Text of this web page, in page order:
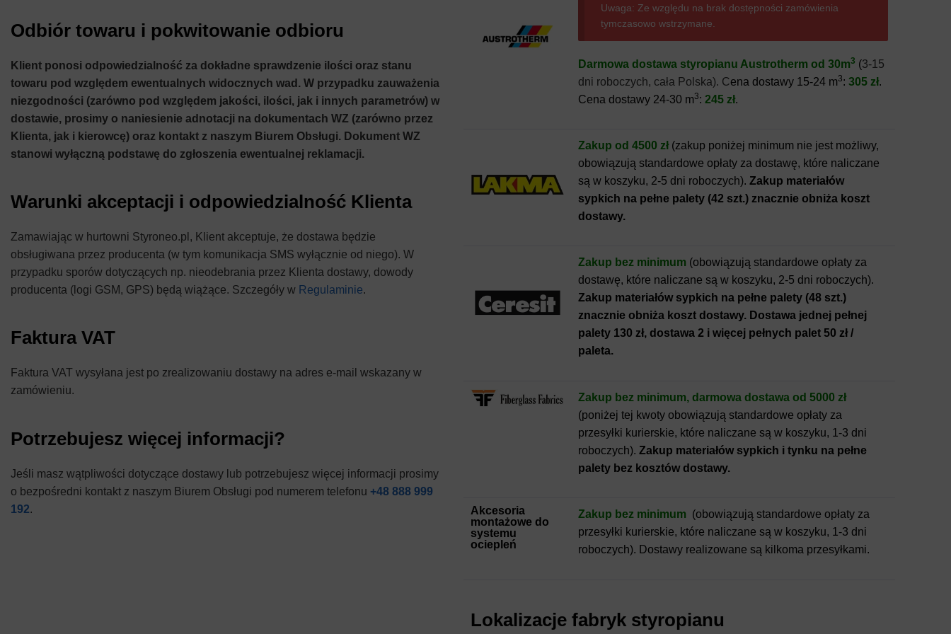
Odbiór towaru i pokwitowanie odbioru
Klient ponosi odpowiedzialność za dokładne sprawdzenie ilości oraz stanu
towaru pod względem ewentualnych widocznych wad. W przypadku zauważenia
niezgodności (zarówno pod względem jakości, ilości, jak i innych parametrów) w
dostawie, prosimy o naniesienie adnotacji na dokumentach WZ (zarówno przez
Klienta, jak i kierowcę) oraz kontakt z naszym Biurem Obsługi. Dokument WZ
stanowi wyłączną podstawę do zgłoszenia ewentualnej reklamacji.
Warunki akceptacji i odpowiedzialność Klienta
Zamawiając w hurtowni Styroneo.pl, Klient akceptuje, że dostawa będzie
obsługiwana przez producenta (w tym komunikacja SMS wyłącznie od niego). W
przypadku sporów dotyczących np. nieodebrania przez Klienta dostawy, dowody
producenta (logi GSM, GPS) będą wiążące. Szczegóły w Regulaminie.
Faktura VAT
Faktura VAT wysyłana jest po zrealizowaniu dostawy na adres e-mail wskazany w
zamówieniu.
Potrzebujesz więcej informacji?
Jeśli masz wątpliwości dotyczące dostawy lub potrzebujesz więcej informacji prosimy
o bezpośredni kontakt z naszym Biurem Obsługi pod numerem telefonu +48 888 999
192.
Uwaga: Ze względu na brak dostępności zamówienia
tymczasowo wstrzymane.
Darmowa dostawa styropianu Austrotherm od 30m3 (3-15
dni roboczych, cała Polska). Cena dostawy 15-24 m3:305 zł.
Cena dostawy 24-30 m3:245 zł.
Zakup od 4500 zł (zakup poniżej minimum nie jest możliwy,
obowiązują standardowe opłaty za dostawę, które naliczane
są w koszyku, 2-5 dni roboczych).Zakup materiałów
sypkich na pełne palety (42 szt.) znacznie obniża koszt
dostawy.
Zakup bez minimum (obowiązują standardowe opłaty za
dostawę, które naliczane są w koszyku, 2-5 dni roboczych).
Zakup materiałów sypkich na pełne palety (48 szt.)
znacznie obniża koszt dostawy. Dostawa jednej pełnej
palety 130 zł, dostawa 2 i więcej pełnych palet 50 zł /
paleta.
Zakup bez minimum, darmowa dostawa od 5000 zł
(poniżej tej kwoty obowiązują standardowe opłaty za
przesyłki kurierskie, które naliczane są w koszyku, 1-3 dni
roboczych).Zakup materiałów sypkich i tynku na pełne
palety bez kosztów dostawy.
Akcesoria
montażowe do
systemu
ociepleń
Zakup bez minimum (obowiązują standardowe opłaty za
przesyłki kurierskie, które naliczane są w koszyku, 1-3 dni
roboczych). Dostawy realizowane są kilkoma przesyłkami.
Lokalizacje fabryk styropianu